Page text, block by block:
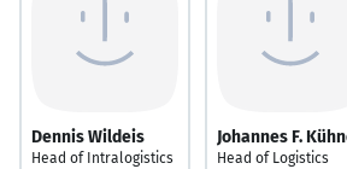
Dennis Wildeis
Head of Intralogistics
Johannes F.
Head of Logistics